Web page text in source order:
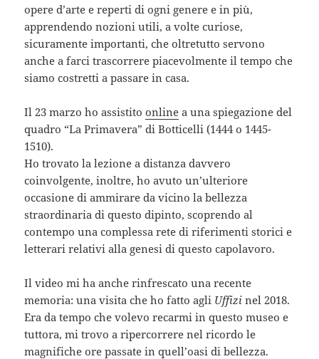
opere d’arte e reperti di ogni genere e in più,
apprendendo nozioni utili, a volte curiose,
sicuramente importanti, che oltretutto servono
anche a farci trascorrere piacevolmente il tempo che
siamo costretti a passare in casa.
Il 23 marzo ho assistitoonline a una spiegazione del
quadro “La Primavera” di Botticelli (1444 o 1445-
1510).
Ho trovato la lezione a distanza davvero
coinvolgente, inoltre, ho avuto un’ulteriore
occasione di ammirare da vicino la bellezza
straordinaria di questo dipinto, scoprendo al
contempo una complessa rete di riferimenti storici e
letterari relativi alla genesi di questo capolavoro.
Il video mi ha anche rinfrescato una recente
memoria: una visita che ho fatto agli Uffizi nel 2018.
Era da tempo che volevo recarmi in questo museo e
tuttora, mi trovo a ripercorrere nel ricordo le
magnifiche ore passate in quell’oasi di bellezza.